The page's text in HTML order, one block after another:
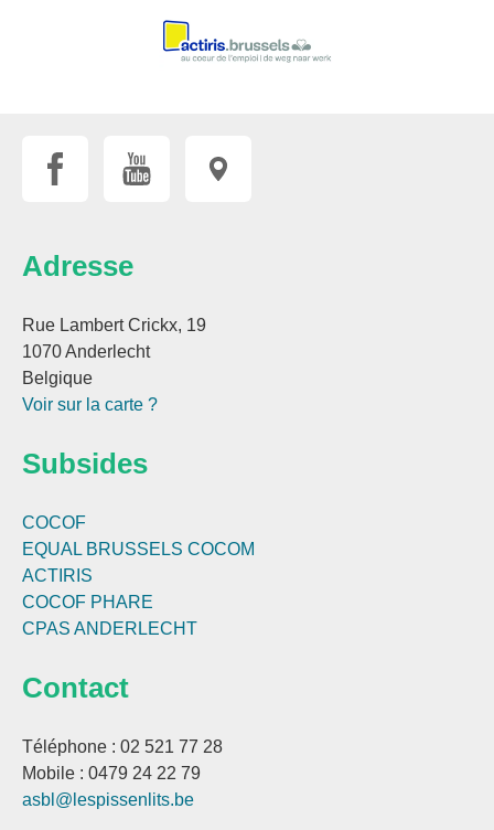
Adresse
Rue Lambert Crickx, 19
1070 Anderlecht
Belgique
Voir sur la carte ?
Subsides
COCOF
EQUAL BRUSSELS COCOM
ACTIRIS
COCOF PHARE
CPAS ANDERLECHT
Contact
Téléphone : 02 521 77 28
Mobile : 0479 24 22 79
asbl@lespissenlits.be